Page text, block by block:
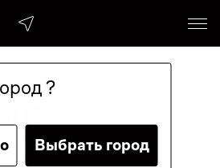
?
Выбрать город